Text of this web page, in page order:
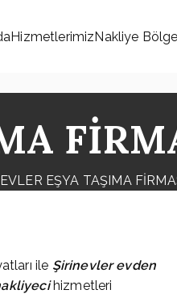
HizmetlerimizNakliye
EŞYA TAŞIMA
ile Şirinevler evden
hizmetleri